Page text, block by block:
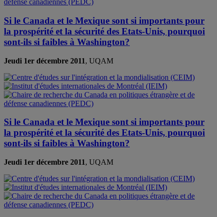
Si le Canada et le Mexique sont si importants pour
la prospérité et la sécurité des Etats-Unis, pourquoi
sont-ils si faibles à Washington?
Jeudi 1er décembre 2011, UQAM
Si le Canada et le Mexique sont si importants pour
la prospérité et la sécurité des Etats-Unis, pourquoi
sont-ils si faibles à Washington?
Jeudi 1er décembre 2011, UQAM